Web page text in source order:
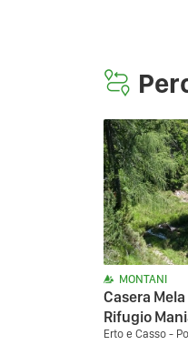
MONTANI
Casera
Rifugio
Erto e Casso -